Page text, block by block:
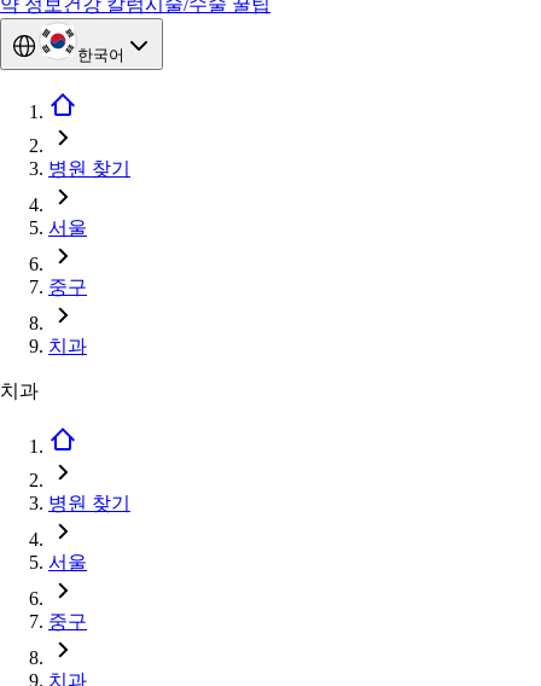
약 정보 건강 칼럼시술/수술 꿀팁
한국어
병원 찾기
서울
중구
치과
치과
병원 찾기
서울
중구
치과